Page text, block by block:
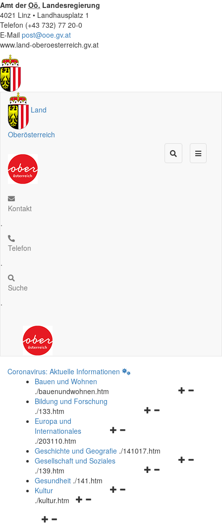
Amt derOö. Landesregierung
4021 Linz • Landhausplatz 1
Telefon (+43 732) 77 20-0
E-Mail post@ooe.gv.at
www.land-oberoesterreich.gv.at
Land
Oberösterreich
Kontakt
.
Telefon
.
Suche
.
Coronavirus: Aktuelle Informationen
Bauen und Wohnen
./bauenundwohnen.htm
Navigationsmenü
Bildung und Forschung
./133.htm
Navigationsmenü
und
schließen
Europa und
Internationales
./203110.htm
Geschichte und Geografie ./141017.htm
Navigationsmenü
Gesellschaft und Soziales
./139.htm
Navigationsmenü
Gesundheit ./141.htm
Navigationsmenü
Kultur
./kultur.htm
Navigationsmenü